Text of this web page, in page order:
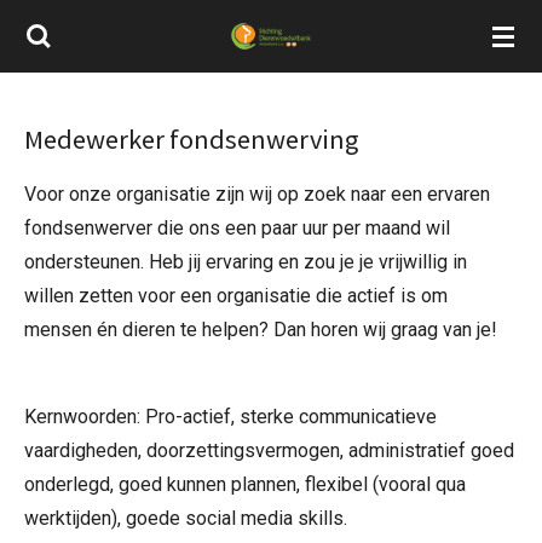
Ga
deMedewerker fondsenwerving
Voor onze organisatie zijn wij op zoek naar een ervaren
fondsenwerver die ons een paar uur per maand wil
ondersteunen. Heb jij ervaring en zou je je vrijwillig in
willen zetten voor een organisatie die actief is om
mensen én dieren te helpen? Dan horen wij graag van je!
Kernwoorden: Pro-actief, sterke communicatieve
vaardigheden, doorzettingsvermogen, administratief goed
onderlegd, goed kunnen plannen, flexibel (vooral qua
werktijden), goede social media skills.